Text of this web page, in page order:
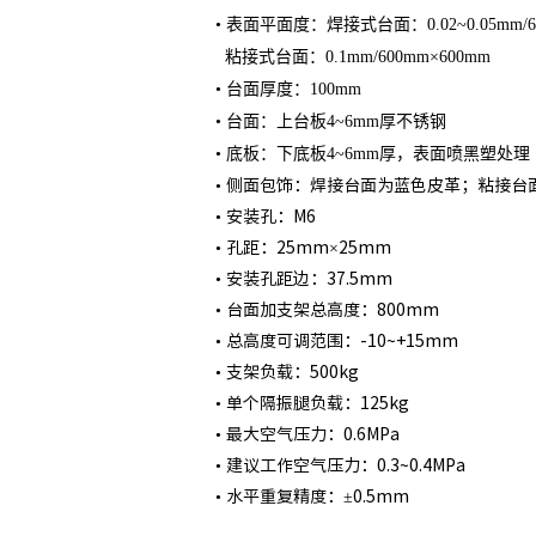
• 表面平面度：焊接式台面：0.02~0.05mm/
粘接式台面：0.1mm/600mm×600mm
• 台面厚度：100mm
• 台面：上台板4~6mm厚不锈钢
• 底板：下底板4~6mm厚，表面喷黑塑处理
• 侧面包饰：焊接台面为蓝色皮革；粘接台
• 安装孔：M6
• 孔距：25mm×25mm
• 安装孔距边：37.5mm
• 台面加支架总高度：800mm
• 总高度可调范围：-10~+15mm
• 支架负载：500kg
• 单个隔振腿负载：125kg
• 最大空气压力：0.6MPa
• 建议工作空气压力：0.3~0.4MPa
• 水平重复精度：±0.5mm